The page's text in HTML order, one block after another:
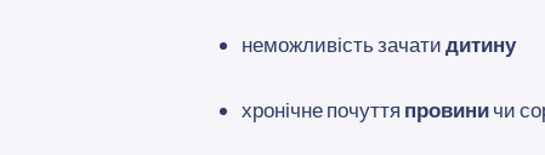
неможливість зачатидитину
хронічне почуття провиничи